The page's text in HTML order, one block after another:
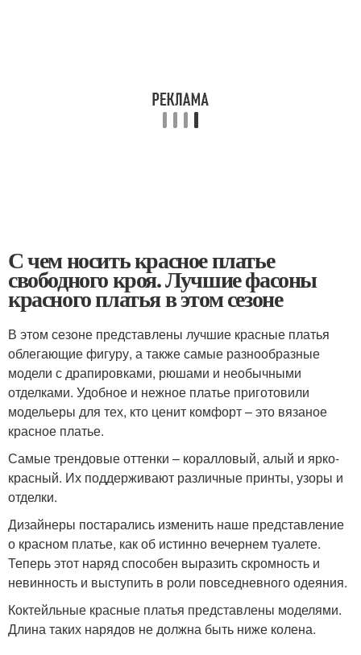
С чем носить красное платье
свободного кроя. Лучшие фасоны
красного платья в этом сезоне
В этом сезоне представлены лучшие красные платья
облегающие фигуру, а также самые разнообразные
модели с драпировками, рюшами и необычными
отделками. Удобное и нежное платье приготовили
модельеры для тех, кто ценит комфорт – это вязаное
красное платье.
Самые трендовые оттенки – коралловый, алый и ярко-
красный. Их поддерживают различные принты, узоры и
отделки.
Дизайнеры постарались изменить наше представление
о красном платье, как об истинно вечернем туалете.
Теперь этот наряд способен выразить скромность и
невинность и выступить в роли повседневного одеяния.
Коктейльные красные платья представлены моделями.
Длина таких нарядов не должна быть ниже колена.